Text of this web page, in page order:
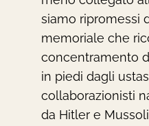
siamo ripromessi
memoriale che
concentramento
in piedi dagli
collaborazionisti
da Hitler e